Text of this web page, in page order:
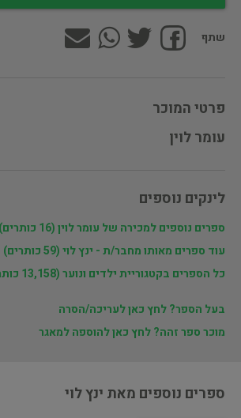
שתף
פרטי המוכר
עומר לוין
לינקים נוספים
ספרים נוספים למכירה של עומר לוין (16 כותרים)
עוד ספרים מאותו מחבר/ת - ינץ לוי (59 כותרים)
כל הספרים בקטגוריית ילדים ונוער (13,158 כותרים)
בעל הספר? לחץ כאן לעריכה/הסרה
מוכר ספר זהה? לחץ כאן להוספה למאגר
ספרים נוספים מאת ינץ לוי